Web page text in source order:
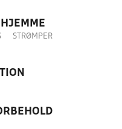
STRØMPER